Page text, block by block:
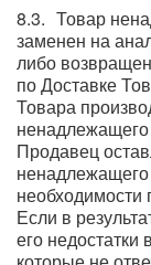
Товар
заменен на
либо
по Доставке
Товара
ненадлежащего
Продавец
ненадлежащего
необходимости
Если в
его недостатки